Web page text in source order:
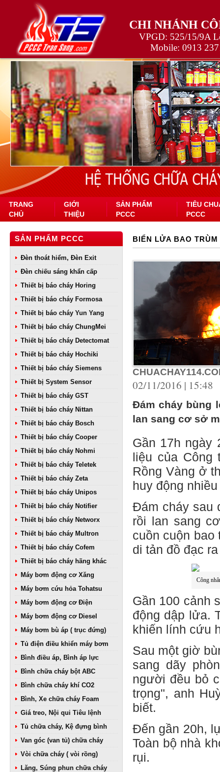
CHI NHÁNH
VPGD: 525/15/9A
Mobile: 0913
TRANG
CHỦ
GIỚI
THIỆU
SẢN PHẨM
PCCC
TIÊU
PCCC
SẢN PHẨM PCCC
Đèn thoát hiểm, Đèn Exit
Đèn chiếu sáng khẩn cấp
Thiết bị báo cháy Horing
Thiết bị báo cháy Formosa
Thiết bị báo cháy Yun Yang
Thiết bị báo cháy ChungMei
Thiết bị báo cháy Detectomat
Thiết bị báo cháy Hochiki
Thiết bị báo cháy Siemens
Thiết bị System Sensor
Thiết bị báo cháy GST
Thiết bị báo cháy Nittan
Thiết bị báo cháy Bosch
Thiết bị báo cháy Cooper
Thiết bị báo cháy Nohmi
Thiết bị báo cháy Teletek
Thiết bị báo cháy Zeta
Thiết bị báo cháy Unipos
Thiết bị báo cháy Notifier
Thiết bị báo cháy Networx
Thiết bị báo cháy Multron
Thiết bị báo cháy Cofem
Thiết bị báo cháy hãng khác
Máy bơm động cơ Xăng
Máy bơm cứu hỏa Tohatsu
Máy bơm động cơ Điện
Máy bơm động cơ Diesel
Máy bơm bù áp ( trục đứng)
Tủ điện điều khiển máy bơm
Bình điều áp, Bình áp lực
Bình chữa cháy bột ABC
Bình chữa cháy khí CO2
Bình, Xe chữa cháy Foam
Giá treo, Nội qui Tiêu lệnh
Tủ chữa cháy, Kệ đựng bình
Van góc (van tủ) chữa cháy
Vòi chữa cháy ( vòi rồng)
Lăng, Súng phun chữa cháy
BIỂN LỬA BAO
02/11/2016 | 15:48
Đám cháy bùng
lan sang cơ sở
Gần 17h ngày
liệu của Công
Rồng Vàng ở
huy động
Đám cháy sau
rồi lan sang
cuồn cuộn bao
di tản đồ đạc
Công
Gần 100 cảnh
động dập lửa.
khiến lính cứu
Sau một giờ
sang dãy
người đều bỏ
trọng", anh
biết.
Đến gần 20h,
Toàn bộ nhà
rụi.